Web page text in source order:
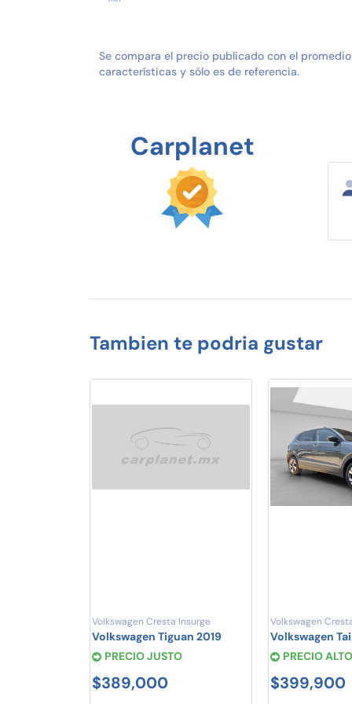
Se compara el precio publicado con el
características y sólo es de referencia.
Carplanet
Tambien te podria gustar
Volkswagen Cresta Insurge
Volkswagen Tiguan 2019
PRECIO JUSTO
$389,000
Volkswagen
Volkswagen
PRECIO ALTO
$399,900